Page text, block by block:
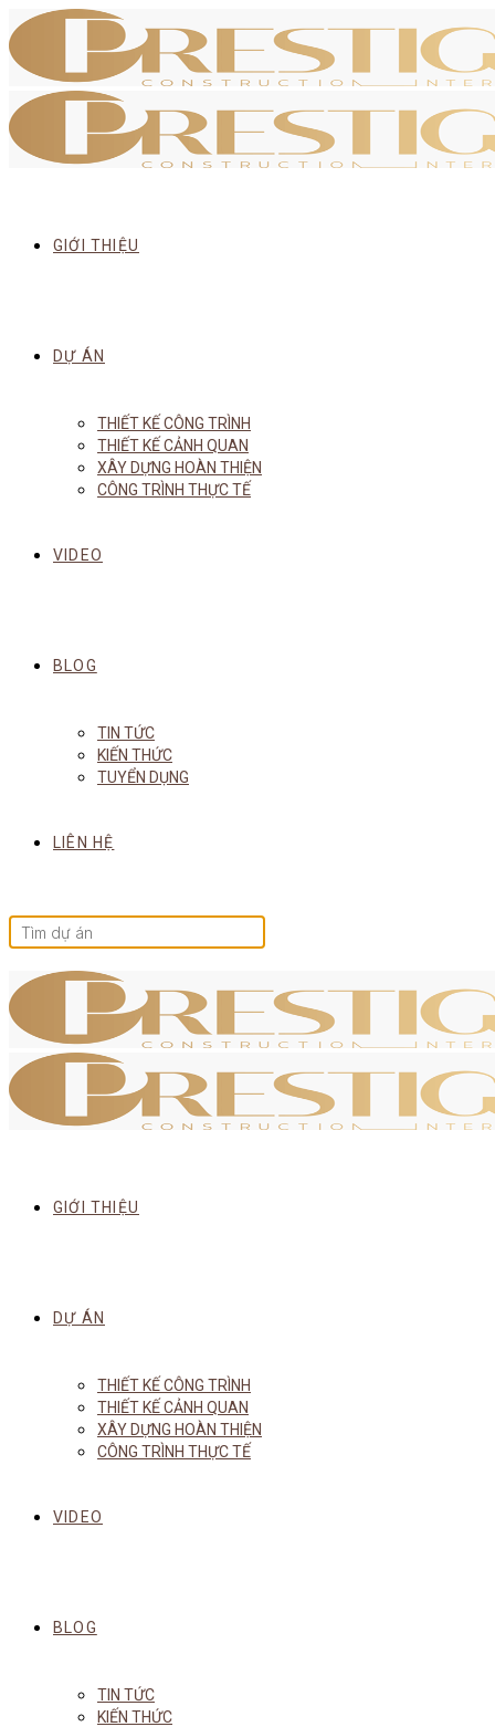
GIỚI THIỆU
DỰ ÁN
THIẾT KẾ CÔNG TRÌNH
THIẾT KẾ CẢNH QUAN
XÂY DỰNG HOÀN THIỆN
CÔNG TRÌNH THỰC TẾ
VIDEO
BLOG
TIN TỨC
KIẾN THỨC
TUYỂN DỤNG
LIÊN HỆ
GIỚI THIỆU
DỰ ÁN
THIẾT KẾ CÔNG TRÌNH
THIẾT KẾ CẢNH QUAN
XÂY DỰNG HOÀN THIỆN
CÔNG TRÌNH THỰC TẾ
VIDEO
BLOG
TIN TỨC
KIẾN THỨC